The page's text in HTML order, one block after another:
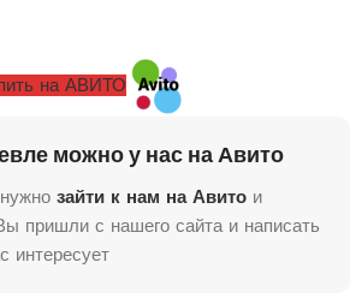
на АВИТО
можно у нас на Авито
зайти к нам на Авито и
пришли с нашего сайта и написать
интересует